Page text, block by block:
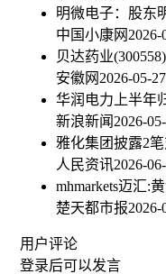
明微电子：股东
中国小康网 2026-
贝达药业
安徽网 2026-05-
华润电力上半年
新浪新闻 2026-
雅化集团披露2
人民资讯2026-
mhmarkets迈汇:
楚天都市报2026-
用户评论
登录后可以发言